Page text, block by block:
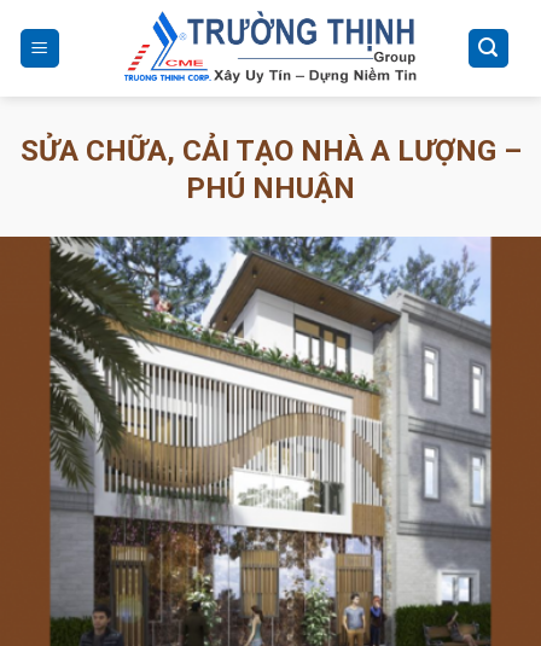
content
SỬA CHỮA, CẢI TẠO NHÀ A LƯỢNG –
PHÚ NHUẬN